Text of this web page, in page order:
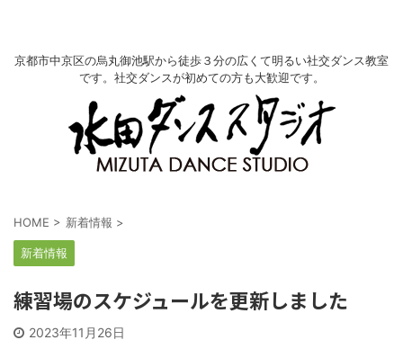
京都市中京区の烏丸御池駅から徒歩３分の広くて明るい社交ダンス教室
です。社交ダンスが初めての方も大歓迎です。
HOME > 新着情報 >
新着情報
練習場のスケジュールを更新しました
2023年11月26日